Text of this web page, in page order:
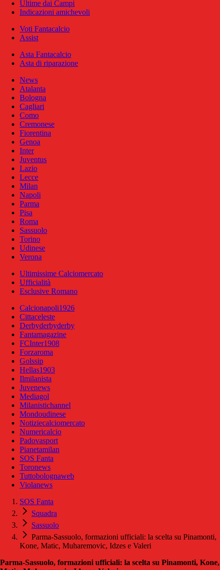
Ultime dai Campi
Indicazioni amichevoli
Voti Fantacalcio
Assist
Asta Fantacalcio
Asta di riparazione
News
Atalanta
Bologna
Cagliari
Como
Cremonese
Fiorentina
Genoa
Inter
Juventus
Lazio
Lecce
Milan
Napoli
Parma
Pisa
Roma
Sassuolo
Torino
Udinese
Verona
Ultimissime Calciomercato
Ufficialità
Esclusive Romano
Calcionapoli1926
Cittaceleste
Derbyderbyderby
Fantamagazine
FCInter1908
Forzaroma
Golssip
Hellas1903
Ilmilanista
Juvenews
Mediagol
Milanistichannel
Mondoudinese
Notiziecalciomercato
Numericalcio
Padovasport
Pianetamilan
SOS Fanta
Toronews
Tuttobolognaweb
Violanews
SOS Fanta
Squadra
Sassuolo
Parma-Sassuolo, formazioni ufficiali: la scelta su Pinamonti,
Kone, Matic, Muharemovic, Idzes e Valeri
Parma-Sassuolo, formazioni ufficiali: la scelta su Pinamonti, Kone,